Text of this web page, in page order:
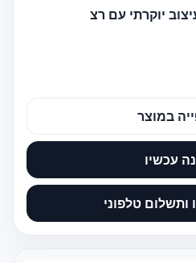
יוקרתי עם רצ
במוצר
עכשיו
ותשלום טלפוני